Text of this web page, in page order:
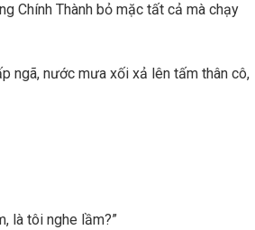
Chính Thành bỏ mặc tất cả mà chạy
ngã, nước mưa xối xả lên tấm thân cô,
là tôi nghe lầm?”